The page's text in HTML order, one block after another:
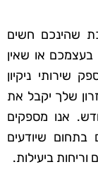
שהינכם חשים
בעצמכם או שאין
שירותי ניקיון
שלך יקבל את
אנו מספקים
בתחום שיודעים
ביעילות.